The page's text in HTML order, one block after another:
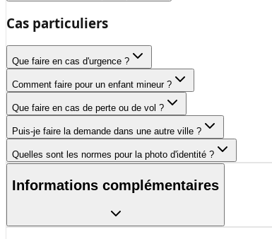
Cas particuliers
Que faire en cas d'urgence ?
Comment faire pour un enfant mineur ?
Que faire en cas de perte ou de vol ?
Puis-je faire la demande dans une autre ville ?
Quelles sont les normes pour la photo d'identité ?
Informations complémentaires